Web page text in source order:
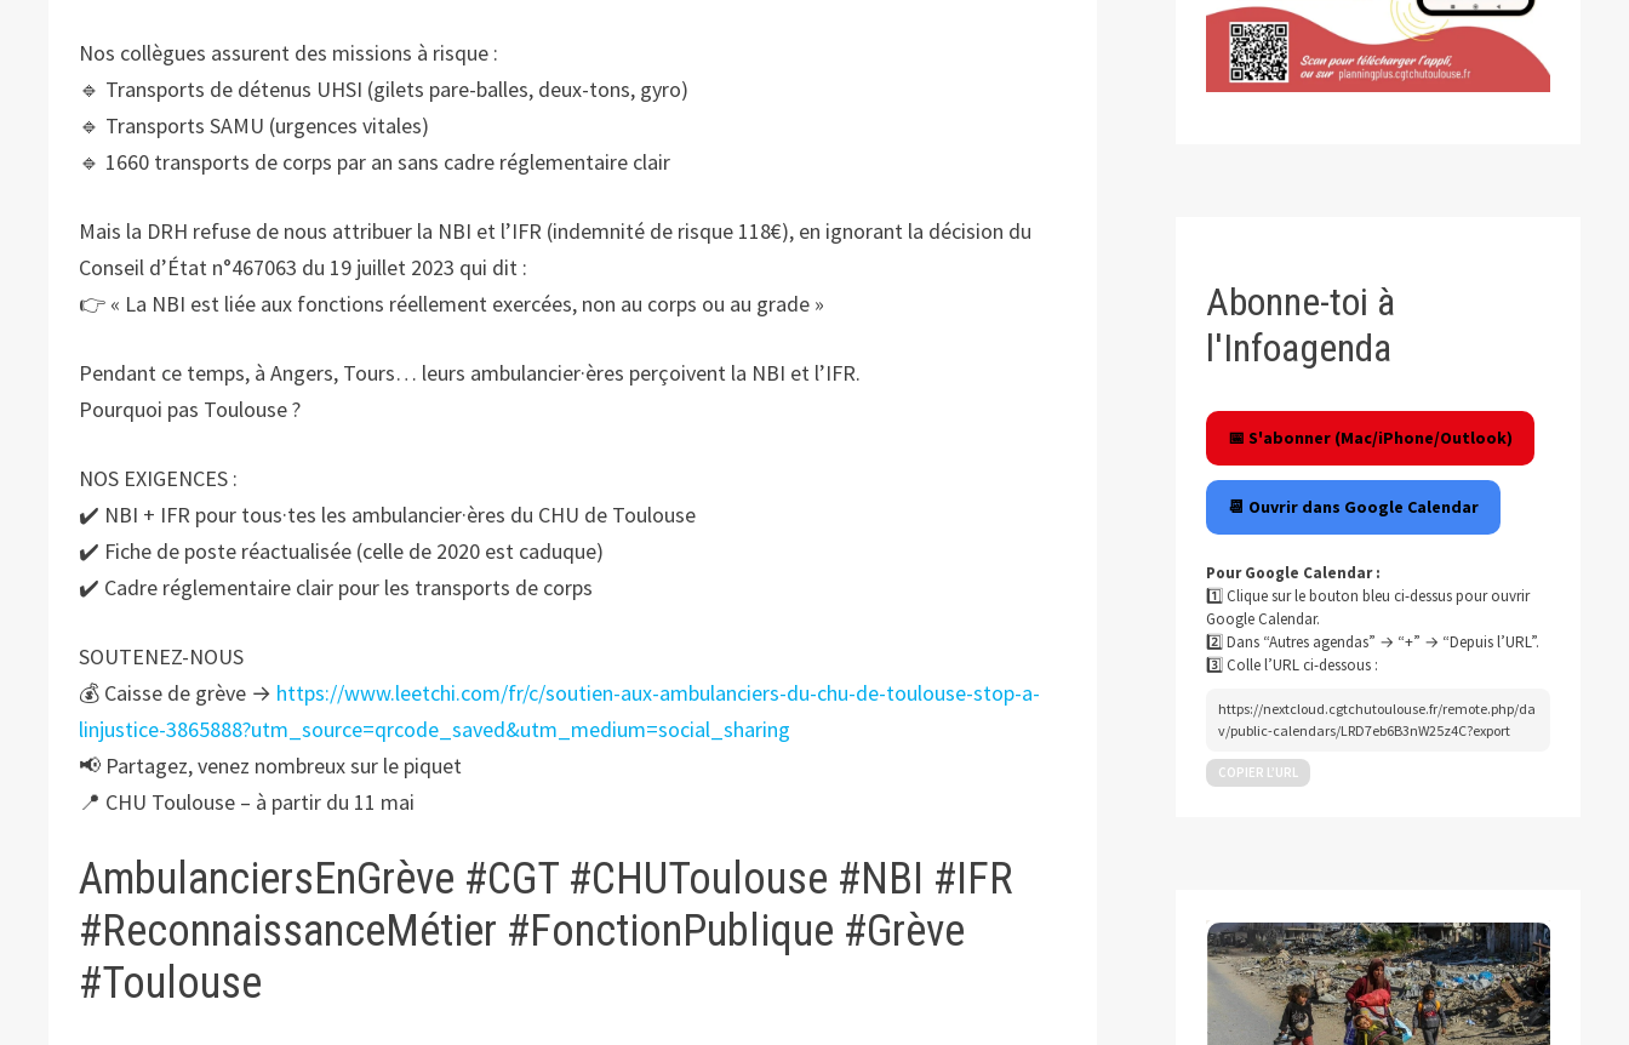
Nos collègues assurent des missions à risque :
🔹 Transports de détenus UHSI (gilets pare-balles, deux-tons, gyro)
🔹 Transports SAMU (urgences vitales)
🔹 1660 transports de corps par an sans cadre réglementaire clair
Mais la DRH refuse de nous attribuer la NBI et l’IFR (indemnité de risque 118€), en ignorant la décision du
Conseil d’État n°467063 du 19 juillet 2023 qui dit :
👉 « La NBI est liée aux fonctions réellement exercées, non au corps ou au grade »
Pendant ce temps, à Angers, Tours… leurs ambulancier·ères perçoivent la NBI et l’IFR.
Pourquoi pas Toulouse ?
NOS EXIGENCES :
✔️ NBI + IFR pour tous·tes les ambulancier·ères du CHU de Toulouse
✔️ Fiche de poste réactualisée (celle de 2020 est caduque)
✔️ Cadre réglementaire clair pour les transports de corps
SOUTENEZ-NOUS
💰 Caisse de grève → https://www.leetchi.com/fr/c/soutien-aux-ambulanciers-du-chu-de-toulouse-stop-a-
linjustice-3865888?utm_source=qrcode_saved&utm_medium=social_sharing
📢 Partagez, venez nombreux sur le piquet
📍 CHU Toulouse – à partir du 11 mai
AmbulanciersEnGrève #CGT #CHUToulouse #NBI #IFR
#ReconnaissanceMétier #FonctionPublique #Grève
#Toulouse
Abonne-toi à
l'Infoagenda
📅 S'abonner (Mac/iPhone/Outlook)
📆 Ouvrir dans Google Calendar
Pour Google Calendar :
1️⃣ Clique sur le bouton bleu ci-dessus pour ouvrir
Google Calendar.
2️⃣ Dans “Autres agendas” → “+” → “Depuis l’URL”.
3️⃣ Colle l’URL ci-dessous :
https://nextcloud.cgtchutoulouse.fr/remote.php/da
v/public-calendars/LRD7eb6B3nW25z4C?export
COPIER L’URL